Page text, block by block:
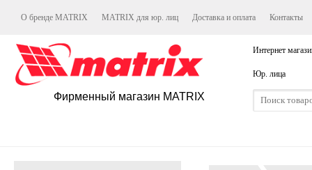
О бренде MATRIX MATRIX для юр. лиц Доставка и оплата Контакты
Фирменный магазин MATRIX
Интернет
Юр. лица